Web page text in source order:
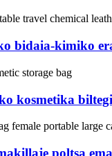
bidaia-kimiko
kosmetika
poltsa